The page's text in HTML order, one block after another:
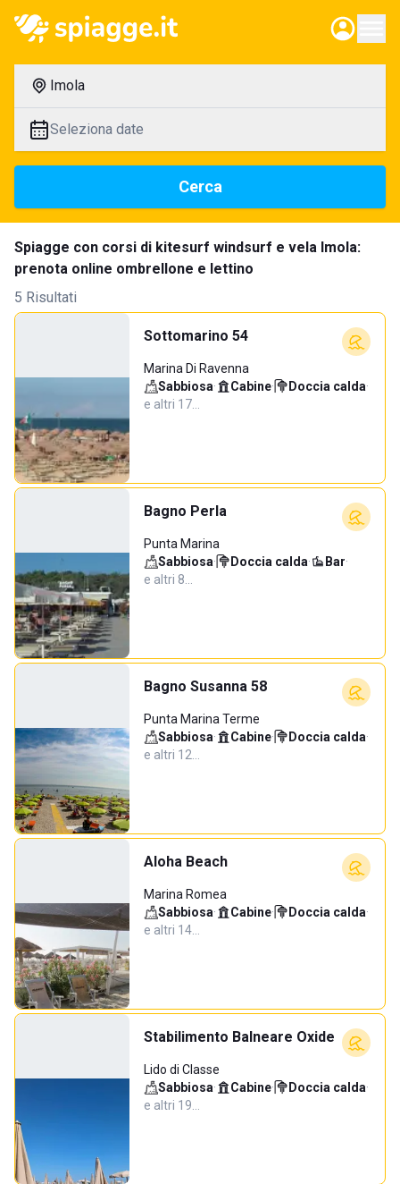
Imola
Seleziona date
Cerca
Spiagge con corsi di kitesurf windsurf e vela Imola:
prenota online ombrellone e lettino
5 Risultati
Sottomarino 54
Marina Di Ravenna
Sabbiosa· Cabine· Doccia calda·
e altri 17…
Bagno Perla
Punta Marina
Sabbiosa· Doccia calda· Bar·
e altri 8…
Bagno Susanna 58
Punta Marina Terme
Sabbiosa· Cabine· Doccia calda·
e altri 12…
Aloha Beach
Marina Romea
Sabbiosa· Cabine· Doccia calda·
e altri 14…
Stabilimento Balneare Oxide
Lido di Classe
Sabbiosa· Cabine· Doccia calda·
e altri 19…